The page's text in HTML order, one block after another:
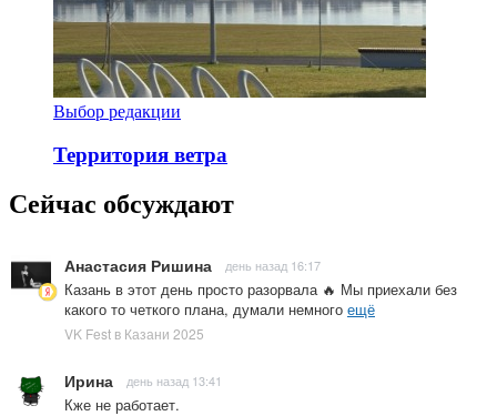
Выбор редакции
Территория ветра
Сейчас обсуждают
Анастасия Ришина день назад 16:17
Казань в этот день просто разорвала 🔥 Мы приехали без
какого то четкого плана, думали немного ещё
VK Fest в Казани 2025
Ирина день назад 13:41
Кже не работает.